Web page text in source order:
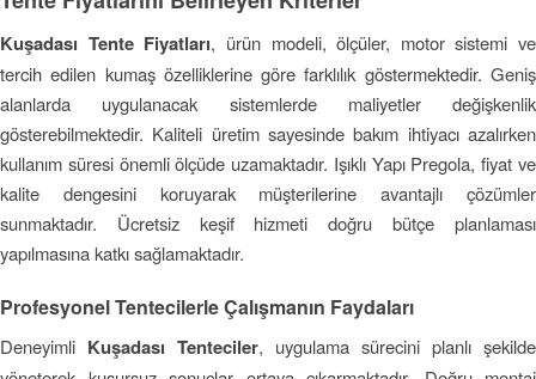
Kuşadası Tente Fiyatları, ürün modeli, ölçüler, motor sistemi ve
tercih edilen kumaş özelliklerine göre farklılık göstermektedir. Geniş
alanlarda uygulanacak sistemlerde maliyetler değişkenlik
gösterebilmektedir. Kaliteli üretim sayesinde bakım ihtiyacı azalırken
kullanım süresi önemli ölçüde uzamaktadır. Işıklı Yapı Pregola, fiyat ve
kalite dengesini koruyarak müşterilerine avantajlı çözümler
sunmaktadır. Ücretsiz keşif hizmeti doğru bütçe planlaması
yapılmasına katkı sağlamaktadır.
Profesyonel Tentecilerle Çalışmanın Faydaları
Deneyimli Kuşadası Tenteciler, uygulama sürecini planlı şekilde